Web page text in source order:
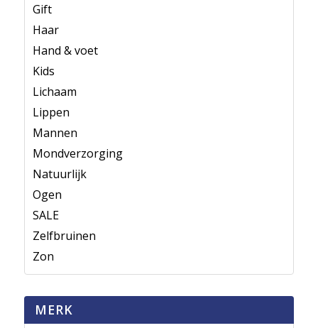
Gift
Haar
Hand & voet
Kids
Lichaam
Lippen
Mannen
Mondverzorging
Natuurlijk
Ogen
SALE
Zelfbruinen
Zon
MERK